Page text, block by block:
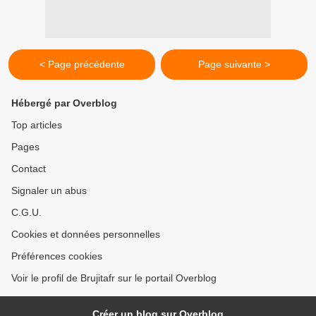
< Page précédente Page suivante >
Hébergé par Overblog
Top articles
Pages
Contact
Signaler un abus
C.G.U.
Cookies et données personnelles
Préférences cookies
Voir le profil de Brujitafr sur le portail Overblog